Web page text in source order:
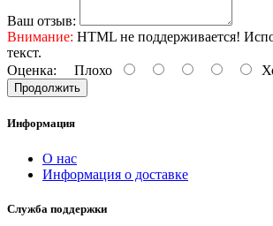
Ваш отзыв:
Внимание: HTML не поддерживается!
текст.
Оценка: Плохо
Продолжить
Информация
О нас
Информация о доставке
Служба поддержки